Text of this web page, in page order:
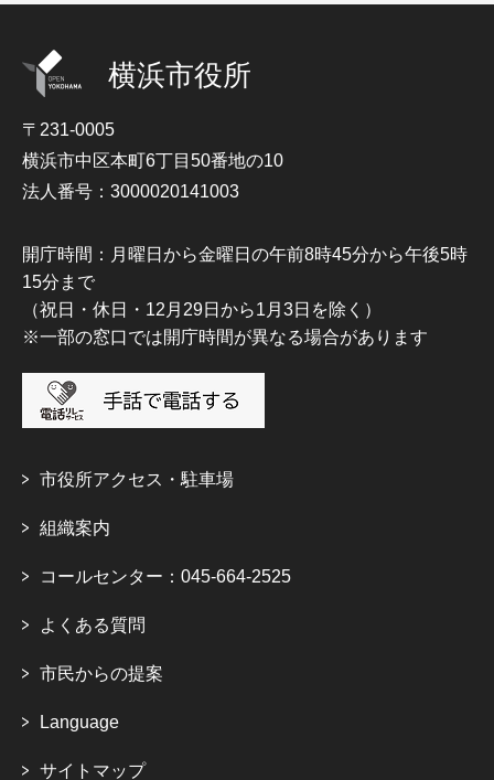
横浜市役所
〒231-0005
横浜市中区本町6丁目50番地の10
法人番号：3000020141003
開庁時間：月曜日から金曜日の午前8時45分から午後5時
15分まで
（祝日・休日・12月29日から1月3日を除く）
※一部の窓口では開庁時間が異なる場合があります
市役所アクセス・駐車場
組織案内
コールセンター：045-664-2525
よくある質問
市民からの提案
Language
サイトマップ